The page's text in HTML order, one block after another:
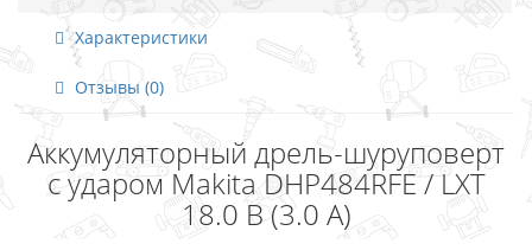
Характеристики
Отзывы (0)
Аккумуляторный дрель-шуруповерт
с ударом Makita DHP484RFE / LXT
18.0 В (3.0 А)